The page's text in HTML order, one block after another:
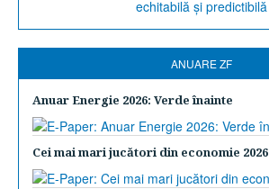
ANUARE ZF
Anuar Energie 2026: Verde înainte
Cei mai mari jucători din economie 2026